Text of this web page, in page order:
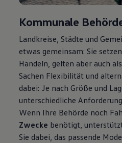
Kommunale
Landkreise, Städte und
etwas gemeinsam: Sie
Handeln, gelten aber auch
Sachen Flexibilität und
dabei: Je nach Größe und
unterschiedliche
Wenn Ihre Behörde noch
Zwecke benötigt,
Sie dabei, das passende